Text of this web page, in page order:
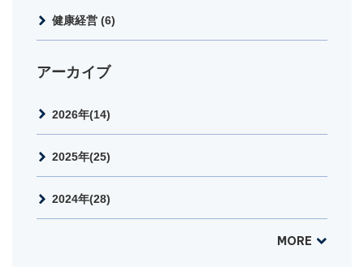
健康経営 (6)
アーカイブ
2026年(14)
2025年(25)
2024年(28)
MORE